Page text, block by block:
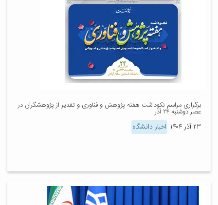
برگزاری مراسم نکوداشت هفته پژوهش و فناوری و تقدیر از پژوهشگران در
عصر دوشنبه ۲۴ آذر
۲۳ آذر ۱۴۰۴ اخبار دانشگاه